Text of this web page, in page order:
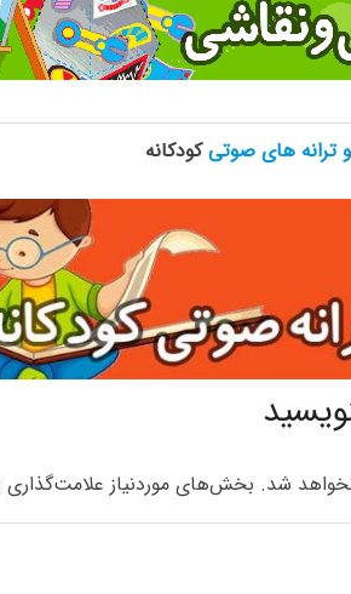
ترانه های صوتیکودکانه
شد. بخش‌های موردنیاز علامت‌گذاری